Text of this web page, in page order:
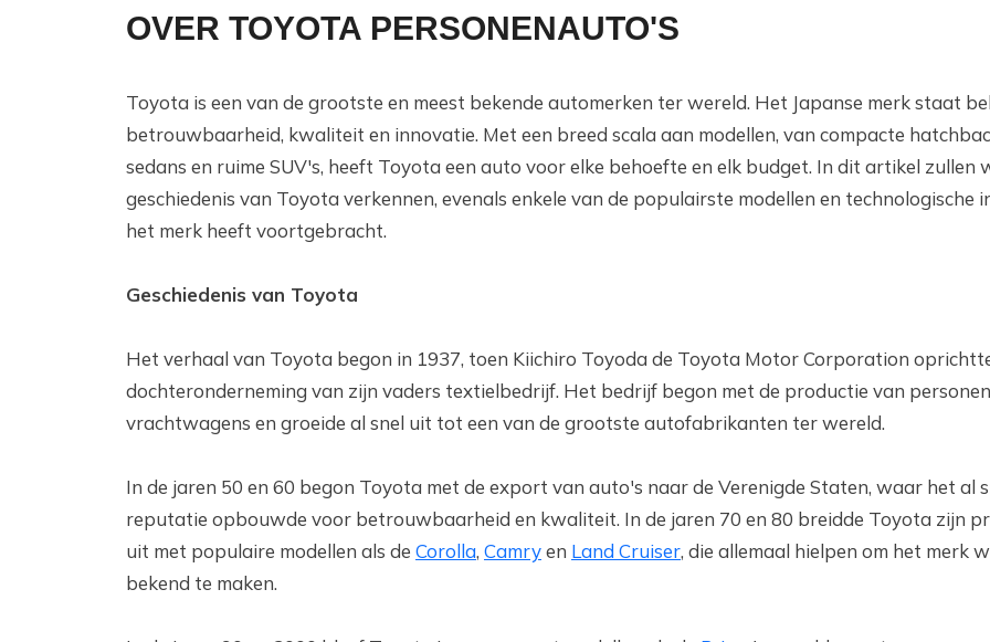
OVER TOYOTA PERSONENAUTO'S
Toyota is een van de grootste en meest bekende automerken ter wereld. Het Japanse merk staat
betrouwbaarheid, kwaliteit en innovatie. Met een breed scala aan modellen, van compacte
sedans en ruime SUV's, heeft Toyota een auto voor elke behoefte en elk budget. In dit artikel zullen
geschiedenis van Toyota verkennen, evenals enkele van de populairste modellen en technologische
het merk heeft voortgebracht.
Geschiedenis van Toyota
Het verhaal van Toyota begon in 1937, toen Kiichiro Toyoda de Toyota Motor Corporation
dochteronderneming van zijn vaders textielbedrijf. Het bedrijf begon met de productie van
vrachtwagens en groeide al snel uit tot een van de grootste autofabrikanten ter wereld.
In de jaren 50 en 60 begon Toyota met de export van auto's naar de Verenigde Staten, waar het al
reputatie opbouwde voor betrouwbaarheid en kwaliteit. In de jaren 70 en 80 breidde Toyota zijn
uit met populaire modellen als de Corolla, Camryen Land Cruiser, die allemaal hielpen om het merk
bekend te maken.